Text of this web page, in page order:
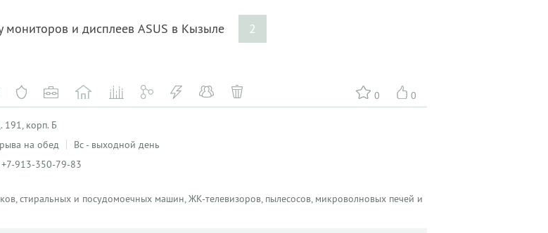
мониторов и дисплеев ASUS в Кызыле 2
0 0
191, корп. Б
на обед
Вс - выходной день
913-350-79-83
стиральных и посудомоечных машин, ЖК-телевизоров, пылесосов, микроволновых печей и